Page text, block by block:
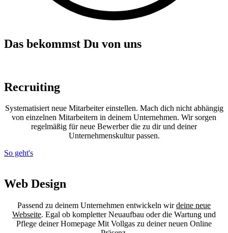
Das bekommst Du von uns
Recruiting
Systematisiert neue Mitarbeiter einstellen. Mach dich nicht abhängig
von einzelnen Mitarbeitern in deinem Unternehmen. Wir sorgen
regelmäßig für neue Bewerber die zu dir und deiner
Unternehmenskultur passen.
So geht's
Web Design
Passend zu deinem Unternehmen entwickeln wirdeine neue
Webseite. Egal ob kompletter Neuaufbau oder die Wartung und
Pflege deiner Homepage Mit Vollgas zu deiner neuen Online